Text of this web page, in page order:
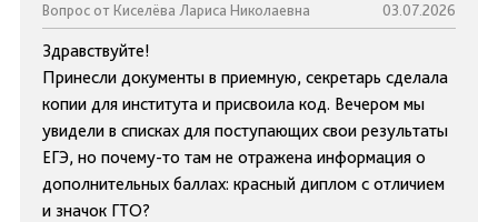
Вопрос от Киселёва Лариса Николаевна 03.07.2026
Здравствуйте!
Принесли документы в приемную, секретарь сделала
копии для института и присвоила код. Вечером мы
увидели в списках для поступающих свои результаты
ЕГЭ, но почему-то там не отражена информация о
дополнительных баллах: красный диплом с отличием
и значок ГТО?